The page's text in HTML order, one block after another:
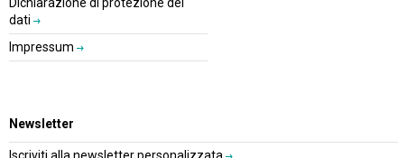
dati
Impressum
Newsletter